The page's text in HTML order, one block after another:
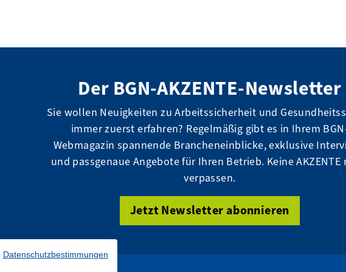
Der BGN-AKZENTE-Newsletter
Sie wollen Neuigkeiten zu Arbeitssicherheit und
immer zuerst erfahren? Regelmäßig gibt es in Ihrem
Webmagazin spannende Brancheneinblicke, exklusive
und passgenaue Angebote für Ihren Betrieb. Keine AKZENTE
verpassen.
Jetzt Newsletter abonnieren
Datenschutzbestimmungen